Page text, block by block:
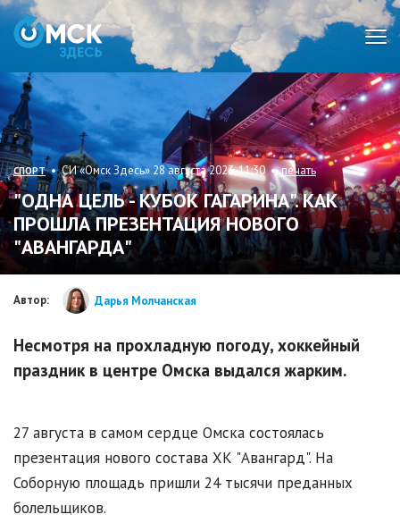
СПОРТ• СИ «Омск Здесь» 28 августа 2023, 11:30 •печать
"ОДНА ЦЕЛЬ - КУБОК ГАГАРИНА". КАК
ПРОШЛА ПРЕЗЕНТАЦИЯ НОВОГО
"АВАНГАРДА"
Автор: Дарья Молчанская
Несмотря на прохладную погоду, хоккейный
праздник в центре Омска выдался жарким.
27 августа в самом сердце Омска состоялась
презентация нового состава ХК "Авангард". На
Соборную площадь пришли 24 тысячи преданных
болельщиков.